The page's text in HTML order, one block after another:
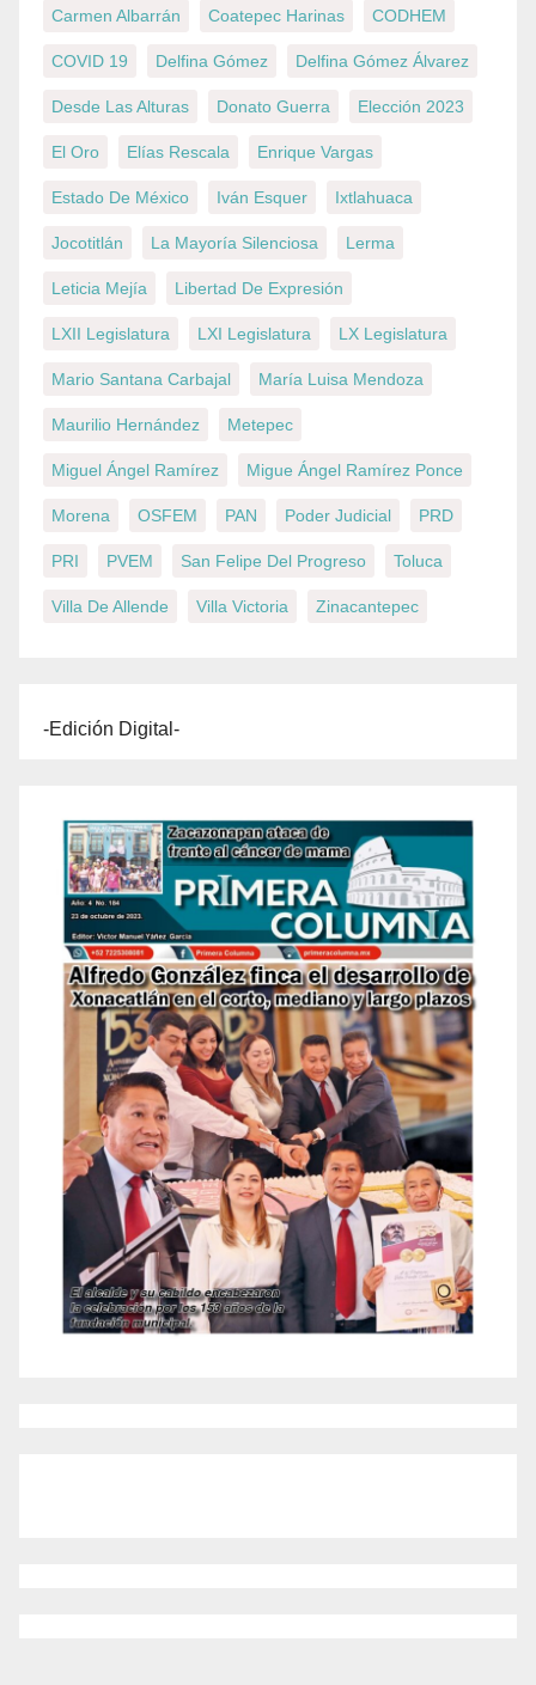
Carmen Albarrán Coatepec Harinas CODHEM
COVID 19 Delfina Gómez Delfina Gómez Álvarez
Desde Las Alturas Donato Guerra Elección 2023
El Oro Elías Rescala Enrique Vargas
Estado De México Iván Esquer Ixtlahuaca
Jocotitlán La Mayoría Silenciosa Lerma
Leticia Mejía Libertad De Expresión
LXII Legislatura LXI Legislatura LX Legislatura
Mario Santana Carbajal María Luisa Mendoza
Maurilio Hernández Metepec
Miguel Ángel Ramírez Migue Ángel Ramírez Ponce
Morena OSFEM PAN Poder Judicial PRD
PRI PVEM San Felipe Del Progreso Toluca
Villa De Allende Villa Victoria Zinacantepec
-Edición Digital-